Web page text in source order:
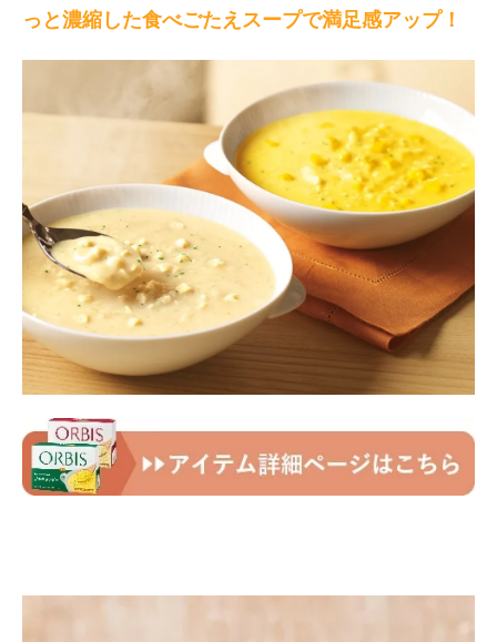
っと濃縮した食べごたえスープで満足感アップ！